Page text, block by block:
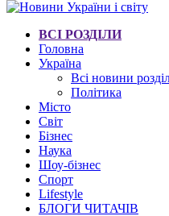
ВСІ РОЗДІЛИ
Головна
Україна
Всі новини
Політика
Місто
Світ
Бізнес
Наука
Шоу-бізнес
Спорт
Lifestyle
БЛОГИ ЧИТАЧІВ